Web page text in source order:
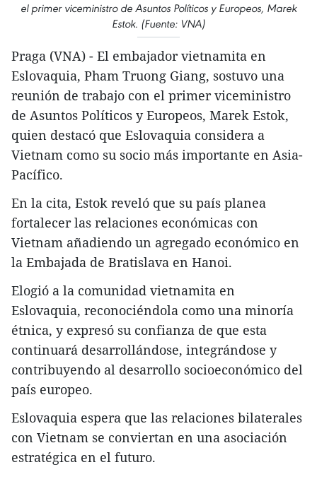
el primer viceministro de Asuntos Políticos y Europeos, Marek
Estok. (Fuente: VNA)
Praga (VNA) - El embajador vietnamita en
Eslovaquia, Pham Truong Giang, sostuvo una
reunión de trabajo con el primer viceministro
de Asuntos Políticos y Europeos, Marek Estok,
quien destacó que Eslovaquia considera a
Vietnam como su socio más importante en Asia-
Pacífico.
En la cita, Estok reveló que su país planea
fortalecer las relaciones económicas con
Vietnam añadiendo un agregado económico en
la Embajada de Bratislava en Hanoi.
Elogió a la comunidad vietnamita en
Eslovaquia, reconociéndola como una minoría
étnica, y expresó su confianza de que esta
continuará desarrollándose, integrándose y
contribuyendo al desarrollo socioeconómico del
país europeo.
Eslovaquia espera que las relaciones bilaterales
con Vietnam se conviertan en una asociación
estratégica en el futuro.